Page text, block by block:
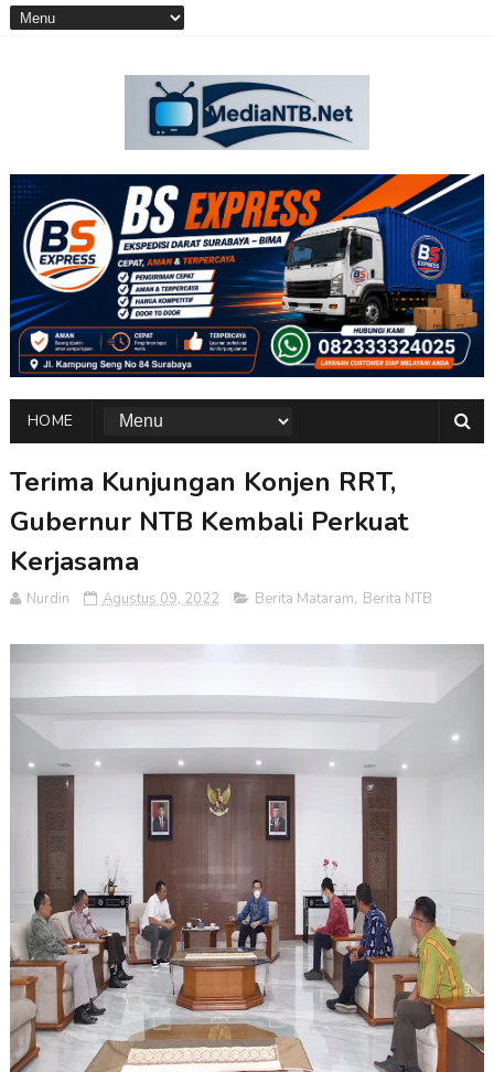
HOME
Terima Kunjungan Konjen RRT,
Gubernur NTB Kembali Perkuat
Kerjasama
Nurdin Agustus 09, 2022 Berita Mataram, Berita NTB